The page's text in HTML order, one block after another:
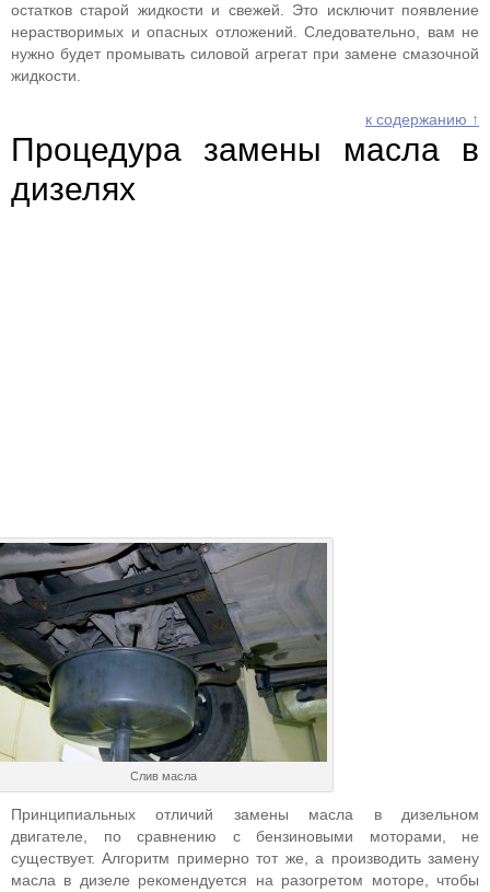
остатков старой жидкости и свежей. Это исключит появление
нерастворимых и опасных отложений. Следовательно, вам не
нужно будет промывать силовой агрегат при замене смазочной
жидкости.
к содержанию ↑
Процедура замены масла в
дизелях
Слив масла
Принципиальных отличий замены масла в дизельном
двигателе, по сравнению с бензиновыми моторами, не
существует. Алгоритм примерно тот же, а производить замену
масла в дизеле рекомендуется на разогретом моторе, чтобы